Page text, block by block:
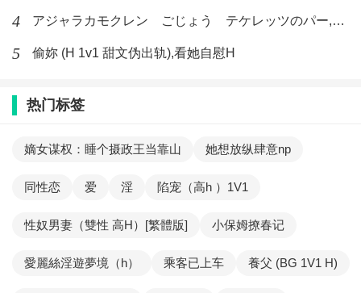
4 アジャラカモクレン ごじょう テケレッツのパー,【No. 42 Rube Goldberg Machine】十四
5 偷妳 (H 1v1 甜文伪出轨),看她自慰H
热门标签
嫡女谋权：睡个摄政王当靠山 她想放纵肆意np
同性恋 爱 淫 陷宠（高h ）1V1
性奴男妻（雙性 高H）[繁體版] 小保姆撩春记
愛麗絲淫遊夢境（h） 乘客已上车 養父 (BG 1V1 H)